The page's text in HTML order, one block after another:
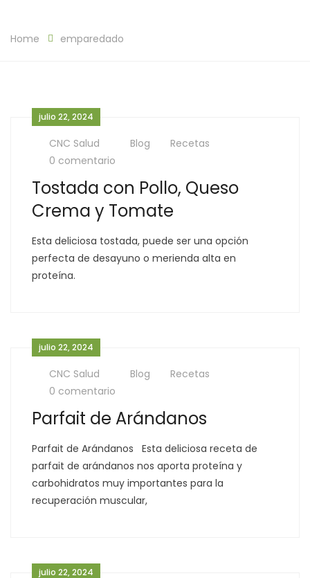
Home emparedado
julio 22, 2024
CNC Salud Blog
Recetas
0 comentario
Tostada con Pollo, Queso
Crema y Tomate
Esta deliciosa tostada, puede ser una opción
perfecta de desayuno o merienda alta en
proteína.
julio 22, 2024
CNC Salud Blog
Recetas
0 comentario
Parfait de Arándanos
Parfait de Arándanos Esta deliciosa receta de
parfait de arándanos nos aporta proteína y
carbohidratos muy importantes para la
recuperación muscular,
julio 22, 2024